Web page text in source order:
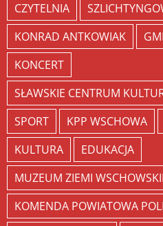
CZYTELNIA
KONRAD ANTKOWIAK
KONCERT
SŁAWSKIE CENTRUM
SPORT
KPP WSCHOWA
KULTURA
EDUKACJA
MUZEUM ZIEMI
KOMENDA POWIATOWA